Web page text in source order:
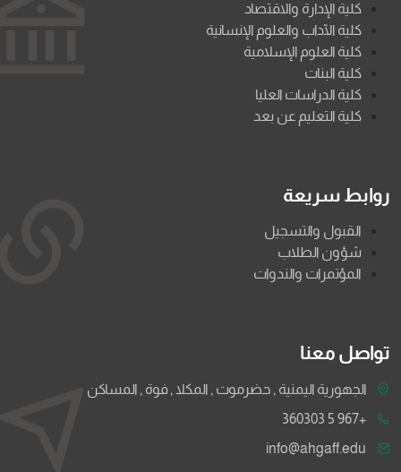
كلية الإدارة والاقتصاد
كلية الآداب والعلوم الإنسانية
كلية العلوم الإسلامية
كلية البنات
كلية الدراسات العليا
كلية التعليم عن بعد
روابط سريعة
القبول والتسجيل
شؤون الطلاب
المؤتمرات والندوات
تواصل معنا
الجهورية اليمنية , حضرموت , المكلا , فوة , المساكن
+967 5 360303
info@ahgaff.edu